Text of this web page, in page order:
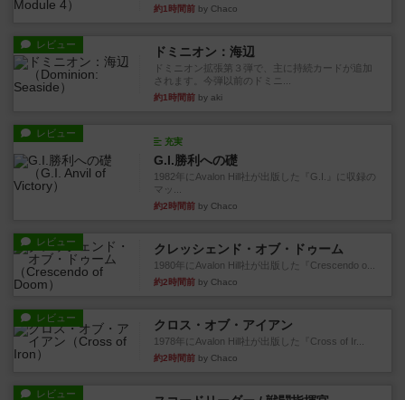
約1時間前 by Chaco
レビュー ドミニオン：海辺
ドミニオン拡張第３弾で、主に持続カードが追加
されます。今弾以前のドミニ...
約1時間前 by aki
レビュー
充実
G.I.勝利への礎
1982年にAvalon Hill社が出版した『G.I.』に収録の
マッ...
約2時間前 by Chaco
レビュー クレッシェンド・オブ・ドゥーム
1980年にAvalon Hill社が出版した『Crescendo o...
約2時間前 by Chaco
レビュー クロス・オブ・アイアン
1978年にAvalon Hill社が出版した『Cross of Ir...
約2時間前 by Chaco
レビュー